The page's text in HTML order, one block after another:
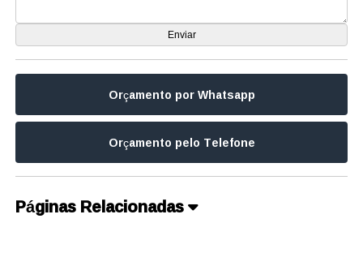
Orçamento por Whatsapp
Orçamento pelo Telefone
Páginas Relacionadas